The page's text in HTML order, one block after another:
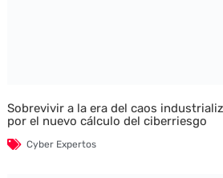
Sobrevivir a la era del caos
por el nuevo cálculo del ciberriesgo
Cyber Expertos